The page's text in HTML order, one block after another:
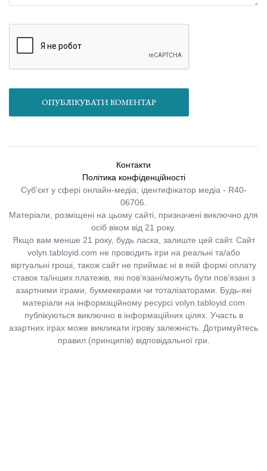
ОПУБЛІКУВАТИ КОМЕНТАР
Контакти
Політика конфіденційності
Суб'єкт у сфері онлайн-медіа; ідентифікатор медіа - R40-
06706.
Матеріали, розміщені на цьому сайті, призначені виключно для
осіб віком від 21 року.
Якщо вам менше 21 року, будь ласка, залиште цей сайт. Сайт
volyn.tabloyid.com не проводить ігри на реальні та/або
віртуальні гроші, також сайт не приймає ні в якій формі оплату
ставок та/інших платежів, які пов’язані/можуть бути пов’язані з
азартними іграми, букмекерами чи тоталізаторами. Будь-які
матеріали на інформаційному ресурсі volyn.tabloyid.com
публікуються виключно в інформаційних цілях. Участь в
азартних іграх може викликати ігрову залежність. Дотримуйтесь
правил (принципів) відповідальної гри.